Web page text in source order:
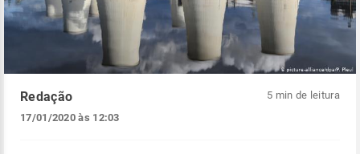
Redação
17/01/2020 às 12:03
5 min de leitura